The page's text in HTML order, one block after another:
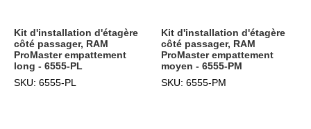
Kit d'installation d'étagère
côté passager, RAM
ProMaster empattement
long - 6555-PL
SKU: 6555-PL
Kit d'installation d'étagère
côté passager, RAM
ProMaster empattement
moyen - 6555-PM
SKU: 6555-PM